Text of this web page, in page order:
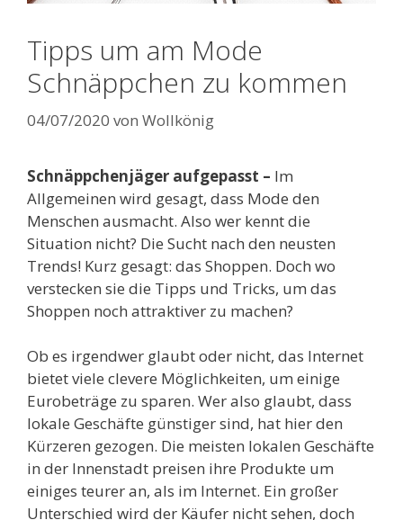
Tipps um am Mode
Schnäppchen zu kommen
04/07/2020 von Wollkönig
Schnäppchenjäger aufgepasst – Im
Allgemeinen wird gesagt, dass Mode den
Menschen ausmacht. Also wer kennt die
Situation nicht? Die Sucht nach den neusten
Trends! Kurz gesagt: das Shoppen. Doch wo
verstecken sie die Tipps und Tricks, um das
Shoppen noch attraktiver zu machen?
Ob es irgendwer glaubt oder nicht, das Internet
bietet viele clevere Möglichkeiten, um einige
Eurobeträge zu sparen. Wer also glaubt, dass
lokale Geschäfte günstiger sind, hat hier den
Kürzeren gezogen. Die meisten lokalen Geschäfte
in der Innenstadt preisen ihre Produkte um
einiges teurer an, als im Internet. Ein großer
Unterschied wird der Käufer nicht sehen, doch